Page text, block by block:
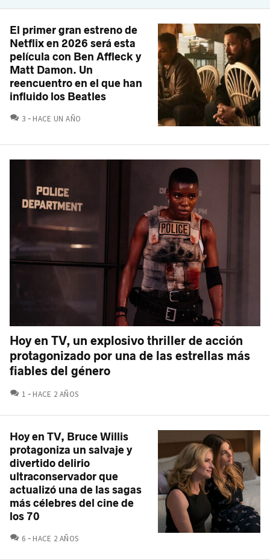
El primer gran estreno de
Netflix en 2026 será esta
película con Ben Affleck y
Matt Damon. Un
reencuentro en el que han
influido los Beatles
3 COMENTARIOS
HACE UN AÑO
Hoy en TV, un explosivo thriller de acción
protagonizado por una de las estrellas más
fiables del género
1 COMENTARIOS
HACE 2 AÑOS
Hoy en TV, Bruce Willis
protagoniza un salvaje y
divertido delirio
ultraconservador que
actualizó una de las sagas
más célebres del cine de
los 70
6 COMENTARIOS
HACE 2 AÑOS